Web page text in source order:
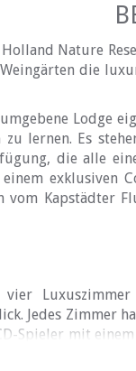
Nature
die
Lodge
zu lernen. Es
die alle
exklusiven
vom Kapstädter
Jedes Zimmer
Spieler mit
Sie können